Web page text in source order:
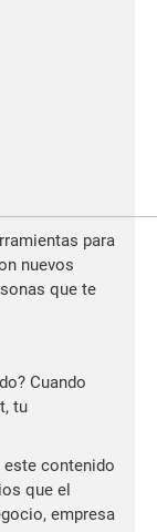
para
nuevos
que te
Cuando
tu
contenido
que el
empresa